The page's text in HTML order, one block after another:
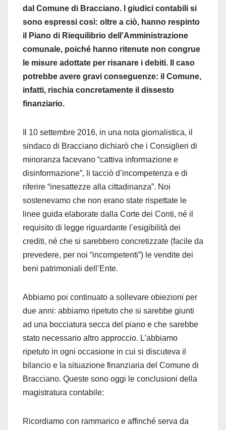
dal Comune di Bracciano. I giudici contabili si
sono espressi così: oltre a ciò, hanno respinto
il Piano di Riequilibrio dell’Amministrazione
comunale, poiché hanno ritenute non congrue
le misure adottate per risanare i debiti. Il caso
potrebbe avere gravi conseguenze: il Comune,
infatti, rischia concretamente il dissesto
finanziario.
Il 10 settembre 2016, in una nota giornalistica, il
sindaco di Bracciano dichiarò che i Consiglieri di
minoranza facevano “cattiva informazione e
disinformazione”, li tacciò d’incompetenza e di
riferire “inesattezze alla cittadinanza”. Noi
sostenevamo che non erano state rispettate le
linee guida elaborate dalla Corte dei Conti, né il
requisito di legge riguardante l’esigibilità dei
crediti, né che si sarebbero concretizzate (facile da
prevedere, per noi “incompetenti”) le vendite dei
beni patrimoniali dell’Ente.
Abbiamo poi continuato a sollevare obiezioni per
due anni: abbiamo ripetuto che si sarebbe giunti
ad una bocciatura secca del piano e che sarebbe
stato necessario altro approccio. L’abbiamo
ripetuto in ogni occasione in cui si discuteva il
bilancio e la situazione finanziaria del Comune di
Bracciano. Queste sono oggi le conclusioni della
magistratura contabile:
Ricordiamo con rammarico e affinché serva da